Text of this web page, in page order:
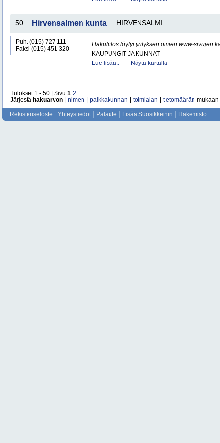
50. Hirvensalmen kunta HIRVENSALMI
Puh. (015) 727 111
Faksi (015) 451 320
Hakutulos löytyi yrityksen omien www-sivujen
KAUPUNGIT JA KUNNAT
Lue lisää..
Näytä kartalla
Tulokset 1 - 50 | Sivu 1 2
Järjestä hakuarvon nimen paikkakunnan toimialan tietomäärän mukaan
Rekisteriseloste Yhteystiedot Palaute Lisää Suosikkeihin Hakemisto